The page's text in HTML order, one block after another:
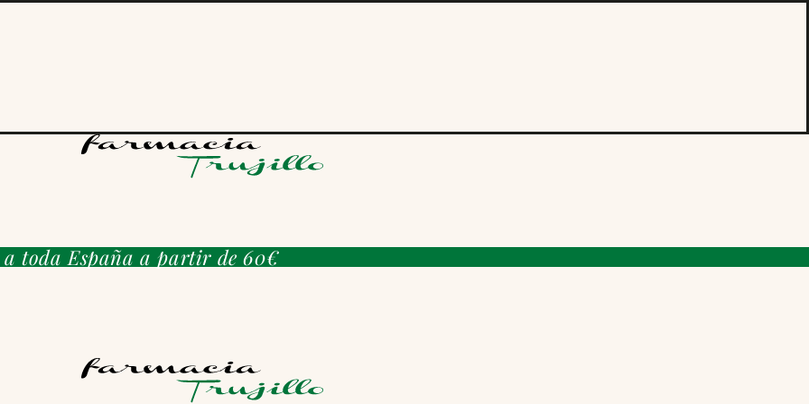
toda España a partir de 60€